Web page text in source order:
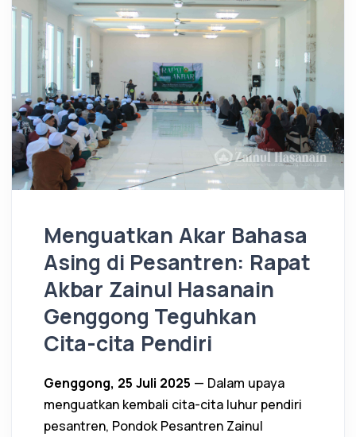
Menguatkan Akar Bahasa
Asing di Pesantren: Rapat
Akbar Zainul Hasanain
Genggong Teguhkan
Cita-cita Pendiri
Genggong, 25 Juli 2025 — Dalam upaya
menguatkan kembali cita-cita luhur pendiri
pesantren, Pondok Pesantren Zainul